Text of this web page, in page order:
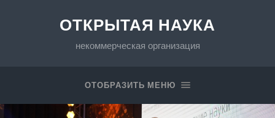
ОТКРЫТАЯ НАУКА
некоммерческая организация
ОТОБРАЗИТЬ МЕНЮ